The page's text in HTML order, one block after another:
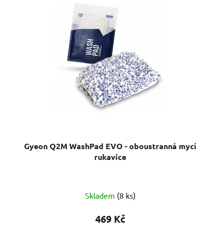
Gyeon Q2M WashPad EVO - oboustranná mycí
rukavice
hodnocení
produktu
Skladem (8 ks)
469 Kč